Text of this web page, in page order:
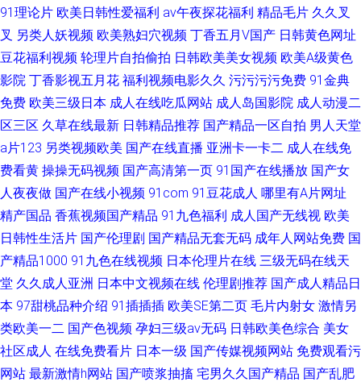
91理论片 欧美日韩性爱福利 av午夜探花福利 精品毛片 久久叉
叉 另类人妖视频 欧美熟妇穴视频 丁香五月V国产 日韩黄色网址
豆花福利视频 轮理片自拍偷拍 日韩欧美美女视频 欧美A级黄色
影院 丁香影视五月花 福利视频电影久久 污污污污免费 91金典
免费 欧美三级日本 成人在线吃瓜网站 成人岛国影院 成人动漫二
区三区 久草在线最新 日韩精品推荐 国产精品一区自拍 男人天堂
a片123 另类视频欧美 国产在线直播 亚洲卡一卡二 成人在线免
费看黄 操操无码视频 国产高清第一页 91国产在线播放 国产女
人夜夜做 国产在线小视频 91com 91豆花成人 哪里有A片网址
精产国品 香蕉视频国产精品 91九色福利 成人国产无线视 欧美
日韩性生活片 国产伦理剧 国产精品无套无码 成年人网站免费 国
产精品1000 91九色在线视频 日本伦理片在线 三级无码在线天
堂 久久成人亚洲 日本中文视频在线 伦理剧推荐 国产成人精品日
本 97甜桃品种介绍 91插插插 欧美SE第二页 毛片内射女 激情另
类欧美一二 国产色视频 孕妇三级av无码 日韩欧美色综合 美女
社区成人 在线免费看片 日本一级 国产传媒视频网站 免费观看污
网站 最新激情h网站 国产喷浆抽搐 宅男久久国产精品 国产乱肥